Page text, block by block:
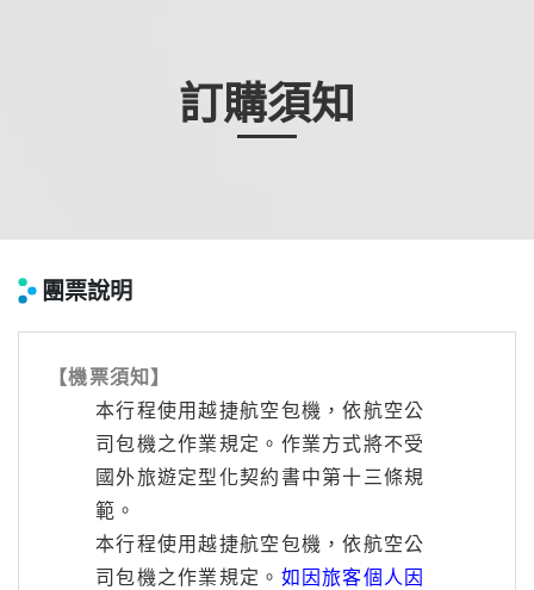
訂購須知
團票說明
【機票須知】
本行程使用越捷航空包機，依航空公
司包機之作業規定。作業方式將不受
國外旅遊定型化契約書中第十三條規
範。
本行程使用越捷航空包機，依航空公
司包機之作業規定。 如因旅客個人因